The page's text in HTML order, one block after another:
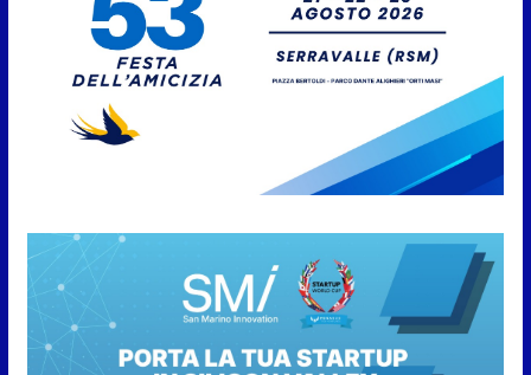
San Marino. “Cena Tramonto &
Live” una serata di
cucina e solidarietà, a Faetano.
Con la firma e la regia di